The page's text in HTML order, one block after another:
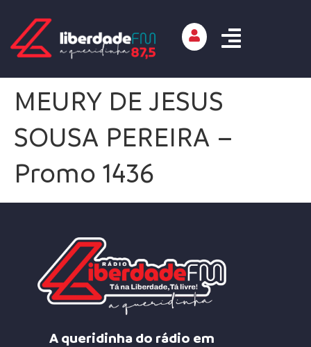
MEURY DE JESUS
SOUSA PEREIRA –
Promo 1436
A queridinha do rádio em